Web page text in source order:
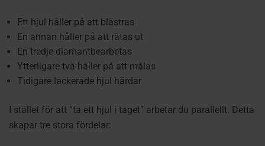
Ett hjul håller på att blästras
En annan håller på att rätas ut
En tredje diamantbearbetas
Ytterligare två håller på att målas
Tidigare lackerade hjul härdar
I stället för att “ta ett hjul i taget” arbetar du parallellt. Detta
skapar tre stora fördelar: